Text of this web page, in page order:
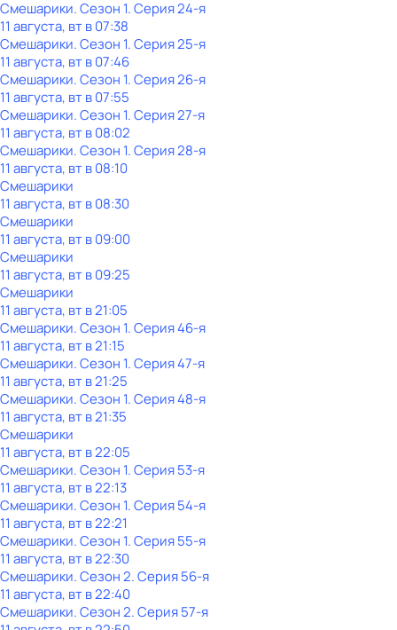
Смешарики. Сезон 1. Серия 24-я
11 августа, вт в 07:38
Смешарики. Сезон 1. Серия 25-я
11 августа, вт в 07:46
Смешарики. Сезон 1. Серия 26-я
11 августа, вт в 07:55
Смешарики. Сезон 1. Серия 27-я
11 августа, вт в 08:02
Смешарики. Сезон 1. Серия 28-я
11 августа, вт в 08:10
Смешарики
11 августа, вт в 08:30
Смешарики
11 августа, вт в 09:00
Смешарики
11 августа, вт в 09:25
Смешарики
11 августа, вт в 21:05
Смешарики. Сезон 1. Серия 46-я
11 августа, вт в 21:15
Смешарики. Сезон 1. Серия 47-я
11 августа, вт в 21:25
Смешарики. Сезон 1. Серия 48-я
11 августа, вт в 21:35
Смешарики
11 августа, вт в 22:05
Смешарики. Сезон 1. Серия 53-я
11 августа, вт в 22:13
Смешарики. Сезон 1. Серия 54-я
11 августа, вт в 22:21
Смешарики. Сезон 1. Серия 55-я
11 августа, вт в 22:30
Смешарики. Сезон 2. Серия 56-я
11 августа, вт в 22:40
Смешарики. Сезон 2. Серия 57-я